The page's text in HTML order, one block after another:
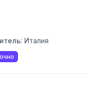
Италия